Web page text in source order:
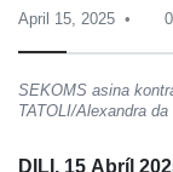
April 15, 2025
SEKOMS asina
TATOLI/Alexandra da
DILI, 15 Abríl